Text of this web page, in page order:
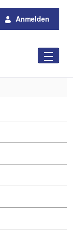
Anmelden